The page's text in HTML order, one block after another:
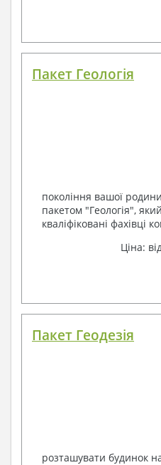
Пакет Геологія
покоління вашої
пакетом "Геологія",
кваліфіковані фахівці
Ціна: від
Пакет Геодезія
розташувати будинок